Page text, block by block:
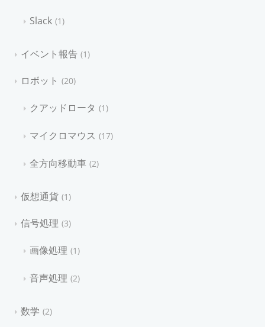
Slack 1
イベント報告 1
ロボット 20
クアッドロータ 1
マイクロマウス 17
全方向移動車 2
仮想通貨 1
信号処理 3
画像処理 1
音声処理 2
数学 2